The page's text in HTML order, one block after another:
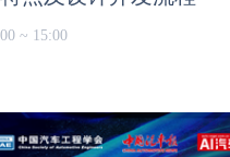
~ 15:00